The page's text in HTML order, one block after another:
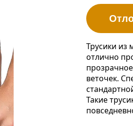
Трусики из
отлично
веточек.
Такие